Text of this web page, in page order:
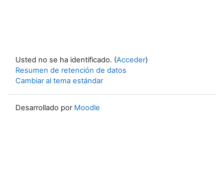
Usted no se ha identificado. (Acceder)
Resumen de retención de datos
Cambiar al tema estándar
Desarrollado por Moodle